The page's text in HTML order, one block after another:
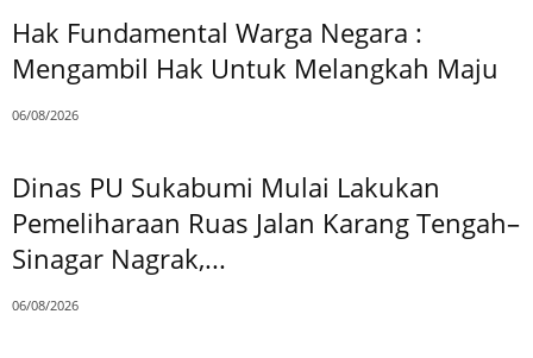
Hak Fundamental Warga Negara :
Mengambil Hak Untuk Melangkah Maju
06/08/2026
Dinas PU Sukabumi Mulai Lakukan
Pemeliharaan Ruas Jalan Karang Tengah–
Sinagar Nagrak,...
06/08/2026